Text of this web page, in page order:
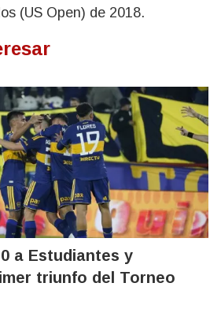
(US Open) de 2018.
a Estudiantes y
triunfo del Torneo